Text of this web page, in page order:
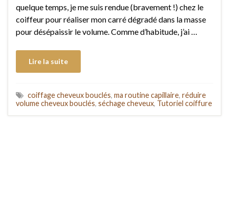
quelque temps, je me suis rendue (bravement !) chez le
coiffeur pour réaliser mon carré dégradé dans la masse
pour désépaissir le volume. Comme d’habitude, j’ai …
Lire la suite
coiffage cheveux bouclés, ma routine capillaire, réduire
volume cheveux bouclés, séchage cheveux, Tutoriel coiffure